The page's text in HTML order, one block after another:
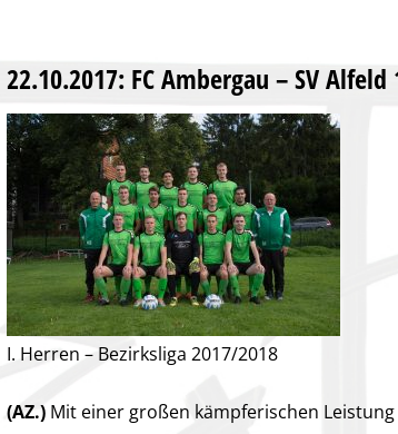
22.10.2017: FC Ambergau – SV Alfeld
I. Herren – Bezirksliga 2017/2018
(AZ.) Mit einer großen kämpferischen